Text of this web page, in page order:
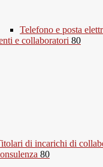
Telefono e posta
e collaboratori 80
di incarichi di
80